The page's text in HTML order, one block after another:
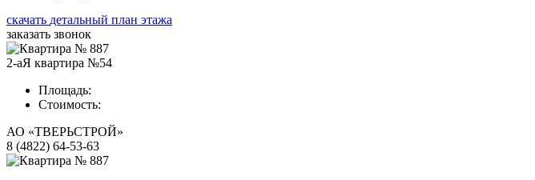
скачать детальный план этажа
заказать звонок
2-аЯ квартира №54
Площадь:
Стоимость:
АО «ТВЕРЬСТРОЙ»
8 (4822) 64-53-63